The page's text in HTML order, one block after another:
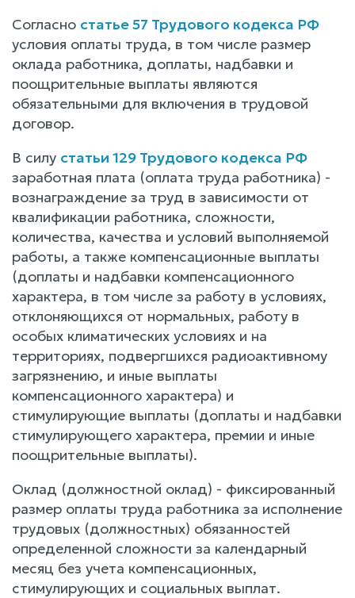
Согласно статье 57 Трудового кодекса РФ
условия оплаты труда, в том числе размер
оклада работника, доплаты, надбавки и
поощрительные выплаты являются
обязательными для включения в трудовой
договор.
В силу статьи 129 Трудового кодекса РФ
заработная плата (оплата труда работника) -
вознаграждение за труд в зависимости от
квалификации работника, сложности,
количества, качества и условий выполняемой
работы, а также компенсационные выплаты
(доплаты и надбавки компенсационного
характера, в том числе за работу в условиях,
отклоняющихся от нормальных, работу в
особых климатических условиях и на
территориях, подвергшихся радиоактивному
загрязнению, и иные выплаты
компенсационного характера) и
стимулирующие выплаты (доплаты и надбавки
стимулирующего характера, премии и иные
поощрительные выплаты).
Оклад (должностной оклад) - фиксированный
размер оплаты труда работника за исполнение
трудовых (должностных) обязанностей
определенной сложности за календарный
месяц без учета компенсационных,
стимулирующих и социальных выплат.